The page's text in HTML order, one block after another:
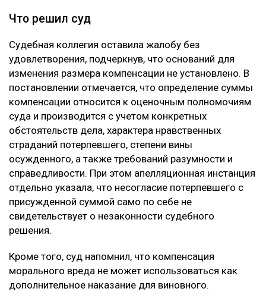
Что решил суд
Судебная коллегия оставила жалобу без
удовлетворения, подчеркнув, что оснований для
изменения размера компенсации не установлено. В
постановлении отмечается, что определение суммы
компенсации относится к оценочным полномочиям
суда и производится с учетом конкретных
обстоятельств дела, характера нравственных
страданий потерпевшего, степени вины
осужденного, а также требований разумности и
справедливости. При этом апелляционная инстанция
отдельно указала, что несогласие потерпевшего с
присужденной суммой само по себе не
свидетельствует о незаконности судебного
решения.
Кроме того, суд напомнил, что компенсация
морального вреда не может использоваться как
дополнительное наказание для виновного.